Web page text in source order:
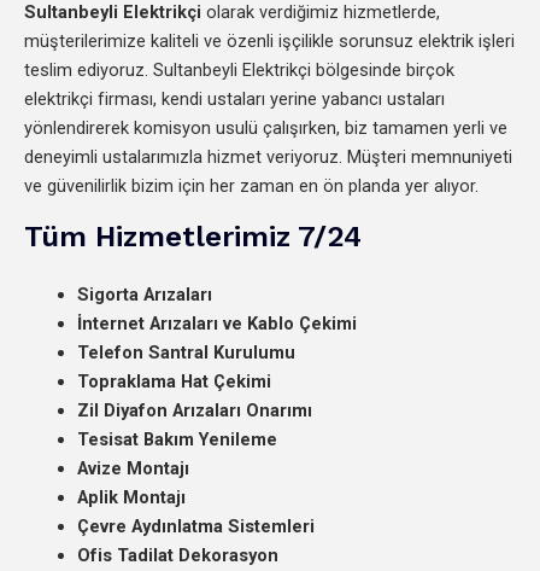
Sultanbeyli Elektrikçi olarak verdiğimiz hizmetlerde,
müşterilerimize kaliteli ve özenli işçilikle sorunsuz elektrik işleri
teslim ediyoruz. Sultanbeyli Elektrikçi bölgesinde birçok
elektrikçi firması, kendi ustaları yerine yabancı ustaları
yönlendirerek komisyon usulü çalışırken, biz tamamen yerli ve
deneyimli ustalarımızla hizmet veriyoruz. Müşteri memnuniyeti
ve güvenilirlik bizim için her zaman en ön planda yer alıyor.
Tüm Hizmetlerimiz 7/24
Sigorta Arızaları
İnternet Arızaları ve Kablo Çekimi
Telefon Santral Kurulumu
Topraklama Hat Çekimi
Zil Diyafon Arızaları Onarımı
Tesisat Bakım Yenileme
Avize Montajı
Aplik Montajı
Çevre Aydınlatma Sistemleri
Ofis Tadilat Dekorasyon